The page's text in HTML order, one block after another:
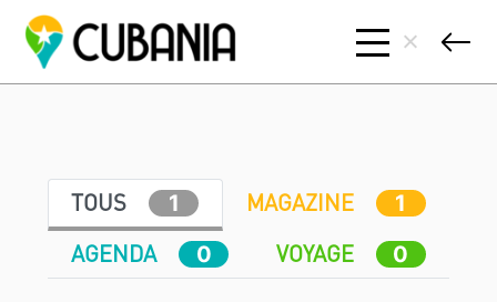
TOUS 1 MAGAZINE 1
AGENDA 0 VOYAGE 0